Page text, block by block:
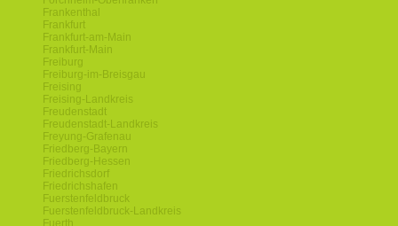
Frankenthal
Frankfurt
Frankfurt-am-Main
Frankfurt-Main
Freiburg
Freiburg-im-Breisgau
Freising
Freising-Landkreis
Freudenstadt
Freudenstadt-Landkreis
Freyung-Grafenau
Friedberg-Bayern
Friedberg-Hessen
Friedrichsdorf
Friedrichshafen
Fuerstenfeldbruck
Fuerstenfeldbruck-Landkreis
Fuerth